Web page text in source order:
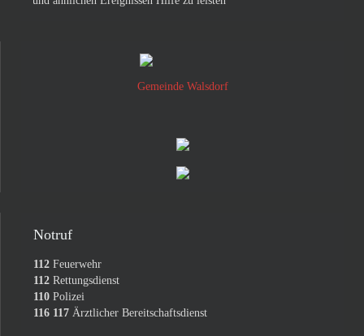
Gemeinde Walsdorf
Notruf
112 Feuerwehr
112 Rettungsdienst
110 Polizei
116 117 Ärztlicher Bereitschaftsdienst